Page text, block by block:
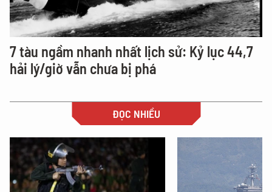
7 tàu ngầm nhanh nhất lịch sử: Kỷ lục 44,7
hải lý/giờ vẫn chưa bị phá
ĐỌC NHIỀU